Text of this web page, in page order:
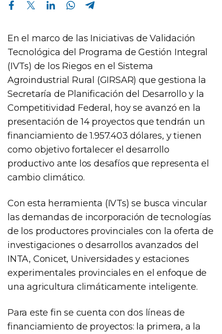
En el marco de las Iniciativas de Validación
Tecnológica del Programa de Gestión Integral
(IVTs) de los Riegos en el Sistema
Agroindustrial Rural (GIRSAR) que gestiona la
Secretaría de Planificación del Desarrollo y la
Competitividad Federal, hoy se avanzó en la
presentación de 14 proyectos que tendrán un
financiamiento de 1.957.403 dólares, y tienen
como objetivo fortalecer el desarrollo
productivo ante los desafíos que representa el
cambio climático.
Con esta herramienta (IVTs) se busca vincular
las demandas de incorporación de tecnologías
de los productores provinciales con la oferta de
investigaciones o desarrollos avanzados del
INTA, Conicet, Universidades y estaciones
experimentales provinciales en el enfoque de
una agricultura climáticamente inteligente.
Para este fin se cuenta con dos líneas de
financiamiento de proyectos: la primera, a la